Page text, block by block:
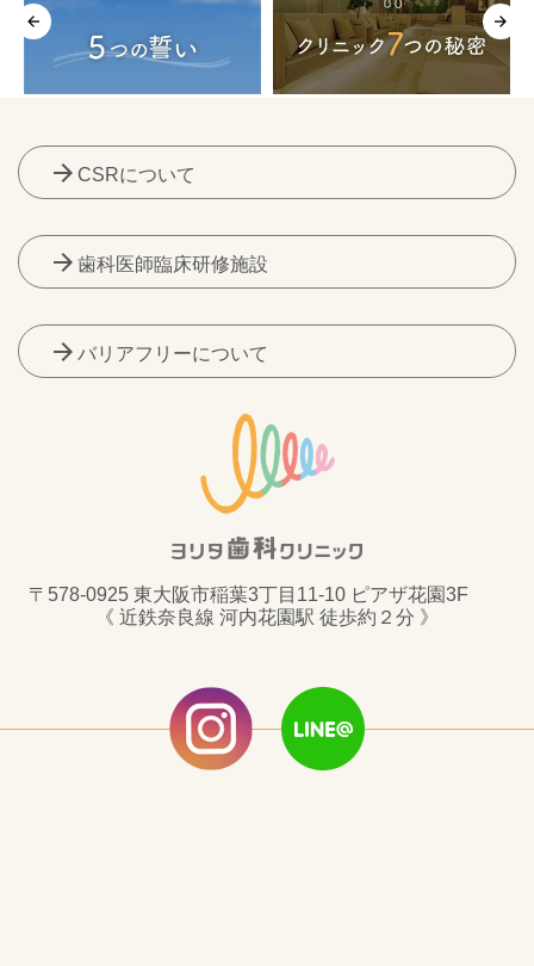
arrow_forward CSRについて
arrow_forward 歯科医師臨床研修施設
arrow_forward バリアフリーについて
〒578-0925 東大阪市稲葉3丁目11-10 ピアザ花園3F
《 近鉄奈良線 河内花園駅 徒歩約２分 》